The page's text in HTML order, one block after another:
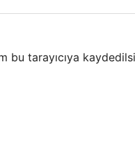
bu tarayıcıya